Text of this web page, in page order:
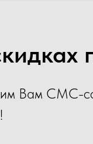
Вам СМС-